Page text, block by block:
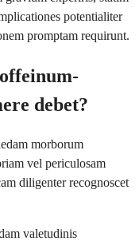
potentialiter
promptam requirunt.
debet?
morborum
vel periculosam
diligenter recognoscet
valetudinis